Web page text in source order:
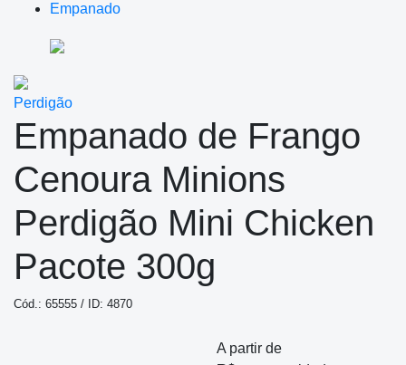
Empanado
Perdigão
Empanado de Frango
Cenoura Minions
Perdigão Mini Chicken
Pacote 300g
Cód.: 65555 / ID: 4870
A partir de